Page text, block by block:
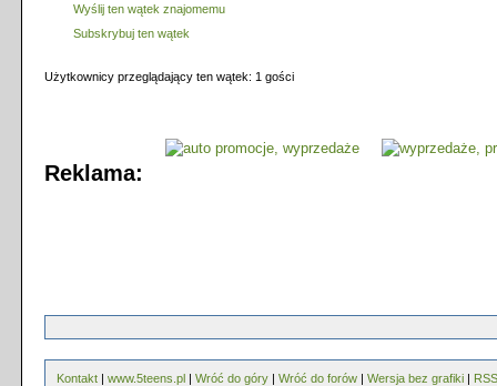
Wyślij ten wątek znajomemu
Subskrybuj ten wątek
Użytkownicy przeglądający ten wątek: 1 gości
Reklama:
Kontakt | www.5teens.pl | Wróć do góry | Wróć do forów | Wersja bez grafiki | RSS